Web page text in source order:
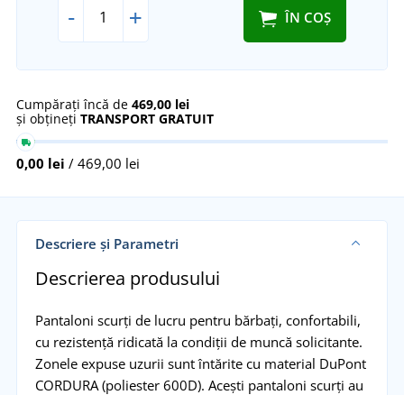
- + ÎN COȘ
Cumpărați încă de 469,00 lei
și obțineți TRANSPORT GRATUIT
0,00 lei / 469,00 lei
Descriere și Parametri
Descrierea produsului
Pantaloni scurți de lucru pentru bărbați, confortabili,
cu rezistență ridicată la condiții de muncă solicitante.
Zonele expuse uzurii sunt întărite cu material DuPont
CORDURA (poliester 600D). Acești pantaloni scurți au